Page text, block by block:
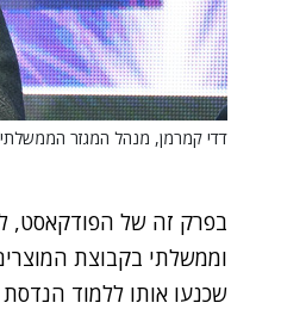
דדי קמרמן, מנהל המגזר הממשלתי/
בפרק זה של הפודקאסט, לרגל 25 שנים
וממשלתי בקבוצת
שכנעו אותו ללמוד